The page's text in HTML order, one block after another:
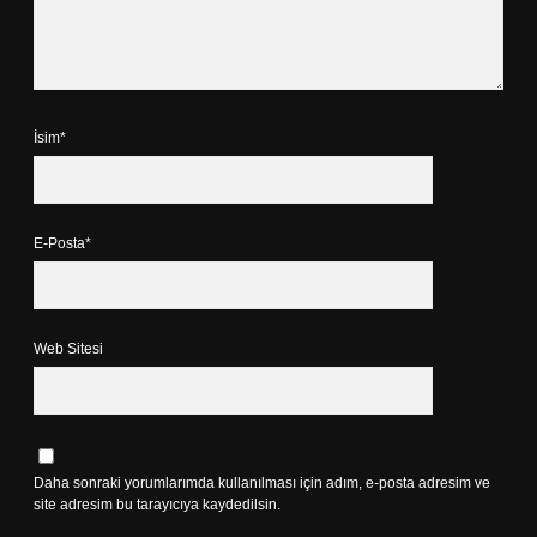
İsim*
E-Posta*
Web Sitesi
Daha sonraki yorumlarımda kullanılması için adım, e-posta adresim ve
site adresim bu tarayıcıya kaydedilsin.